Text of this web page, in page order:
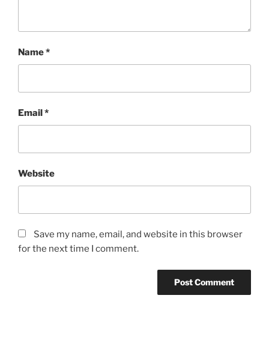
Name*
Email*
Website
Save my name, email, and website in this browser
for the next time I comment.